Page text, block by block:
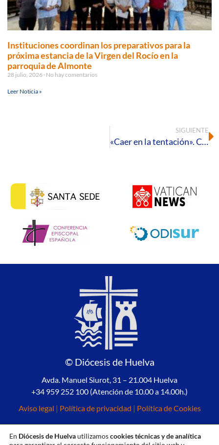
Instituciones coordinan los preparativos para la
próxima estancia de la Virgen del Rocío en la
parroquia de Almonte
28 julio, 2026 No hay comentarios
Leer Noticia »
SIGUIENTE
«Caer en la tentación». Comentario al Evangelio del I Domingo de Cuaresma – C
© Diócesis de Huelva
Avda. Manuel Siurot, 31 – 21.004 Huelva
+34 959 252 100 (Atención de 10.00 a 14.00h.)
Aviso legal | Política de privacidad | Política de Cookies
En Diócesis de Huelvautilizamoscookies técnicas y de analítica